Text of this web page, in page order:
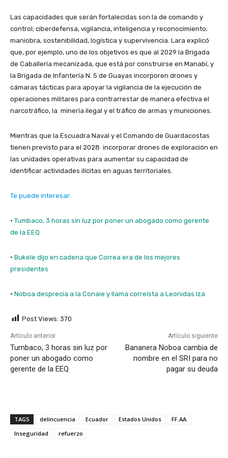
Las capacidades que serán fortalecidas son la de comando y
control; ciberdefensa, vigilancia, inteligencia y reconocimiento;
maniobra, sostenibilidad, logística y supervivencia. Lara explicó
que, por ejemplo, uno de los objetivos es que al 2029 la Brigada
de Caballería mecanizada, que está por construirse en Manabí, y
la Brigada de Infantería N. 5 de Guayas incorporen drones y
cámaras tácticas para apoyar la vigilancia de la ejecución de
operaciones militares para contrarrestar de manera efectiva el
narcotráfico, la minería ilegal y el tráfico de armas y municiones.
Mientras que la Escuadra Naval y el Comando de Guardacostas
tienen previsto para el 2028 incorporar drones de exploración en
las unidades operativas para aumentar su capacidad de
identificar actividades ilícitas en aguas territoriales.
Te puede interesar:
· Tumbaco, 3 horas sin luz por poner un abogado como gerente
de la EEQ
· Bukele dijo en cadena que Correa era de los mejores
presidentes
· Noboa desprecia a la Conaie y llama correísta a Leonidas Iza
Post Views: 370
Artículo anterior
Tumbaco, 3 horas sin luz por
poner un abogado como
gerente de la EEQ
Artículo siguiente
Bananera Noboa cambia de
nombre en el SRI para no
pagar su deuda
TAGS delincuencia Ecuador Estados Unidos
FF.AA.
Inseguridad
refuerzo